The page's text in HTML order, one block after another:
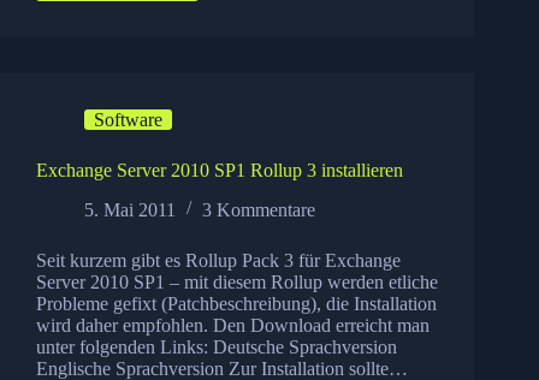
Software
Exchange Server 2010 SP1 Rollup 3 installieren
5. Mai 2011
3 Kommentare
Seit kurzem gibt es Rollup Pack 3 für Exchange
Server 2010 SP1 – mit diesem Rollup werden etliche
Probleme gefixt (Patchbeschreibung), die Installation
wird daher empfohlen. Den Download erreicht man
unter folgenden Links: Deutsche Sprachversion
Englische Sprachversion Zur Installation sollte…